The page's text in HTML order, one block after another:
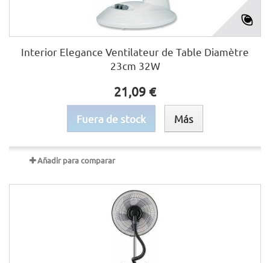
Interior Elegance Ventilateur de Table Diamètre
23cm 32W
21,09 €
Fuera de stock Más
Añadir para comparar